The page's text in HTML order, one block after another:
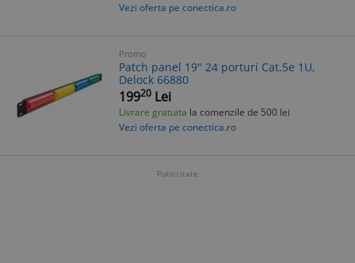
Vezi oferta pe conectica.ro
Promo
Patch panel 19" 24 porturi Cat.5e 1U,
Delock 66880
19920 Lei
Livrare gratuita la comenzile de 500 lei
Vezi oferta pe conectica.ro
Publicitate